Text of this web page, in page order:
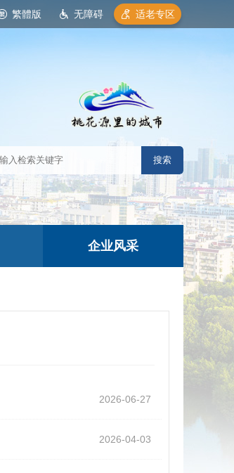
繁體版 无障碍 适老专区
企业风采
2026-06-27
2026-04-03